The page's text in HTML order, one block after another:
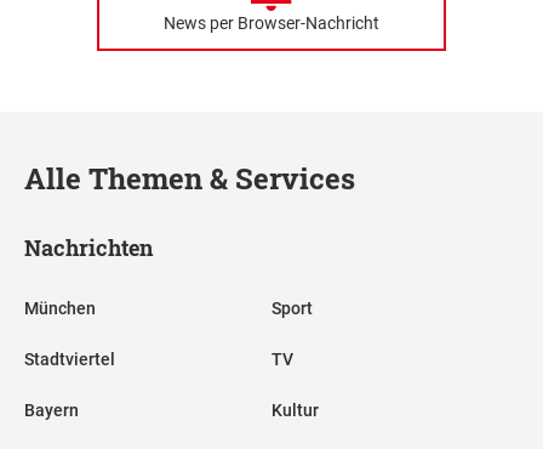
News per Browser-Nachricht
Alle Themen & Services
Nachrichten
München
Stadtviertel
Bayern
Sport
TV
Kultur